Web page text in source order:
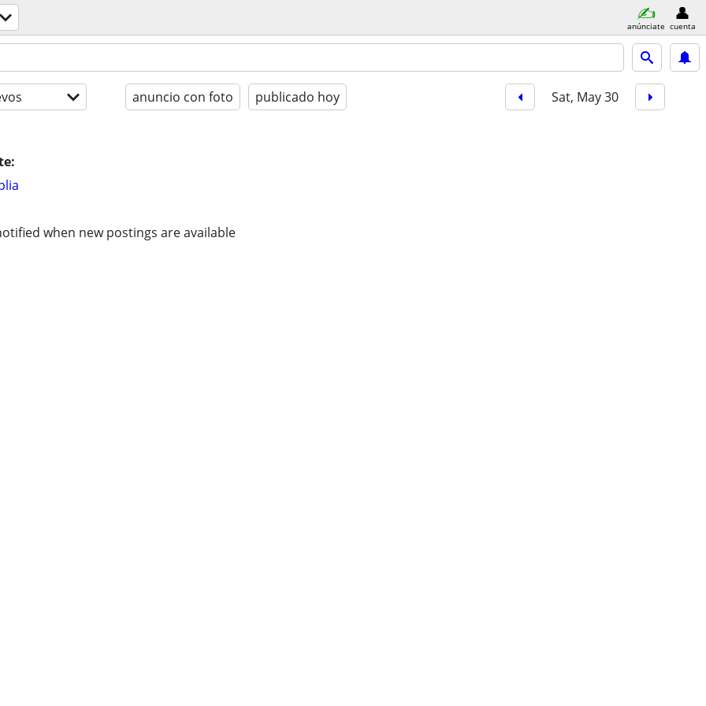
anúnciate cuenta
anuncio con foto publicado hoy Sat, May 30
when new postings are available